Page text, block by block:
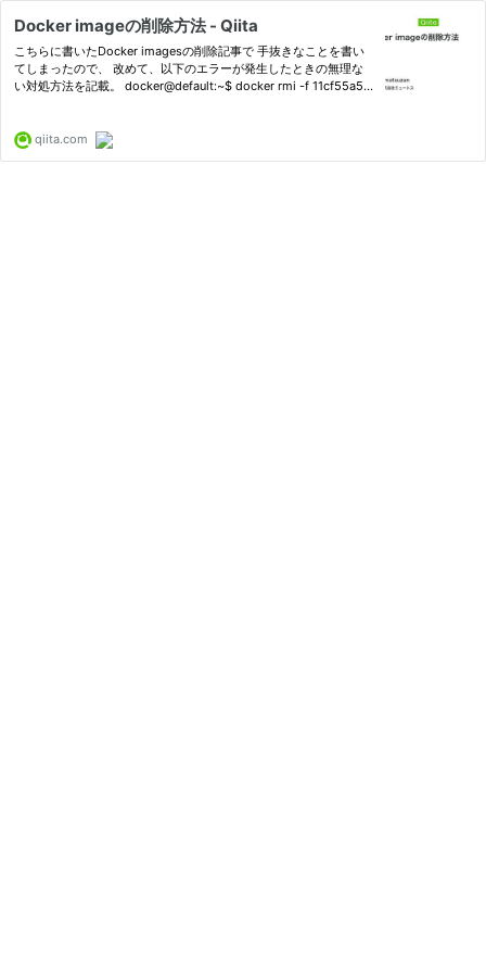
Docker imageの削除方法 - Qiita
こちらに書いたDocker imagesの削除記事で 手抜きなことを書い
てしまったので、 改めて、以下のエラーが発生したときの無理な
い対処方法を記載。 docker@default:~$ docker rmi -f 11cf55a56
qiita.com